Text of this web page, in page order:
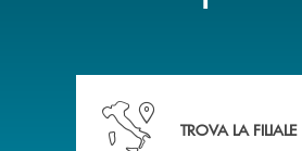
Accedi all' elenco
TROVA LA FILIALE